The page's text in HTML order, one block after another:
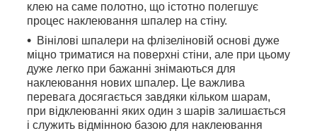
клею на саме полотно, що істотно полегшує
процес наклеювання шпалер на стіну.
Вінілові шпалери на флізеліновій основі дуже
міцно триматися на поверхні стіни, але при цьому
дуже легко при бажанні знімаються для
наклеювання нових шпалер. Це важлива
перевага досягається завдяки кільком шарам,
при відклеюванні яких один з шарів залишається
і служить відмінною базою для наклеювання